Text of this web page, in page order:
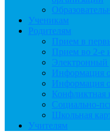
Ученикам
Родителям
Прием в
Прием во 2-е
Электронный
Информация
Информация
Конфликтная
Социально-
Школьная
Учителям